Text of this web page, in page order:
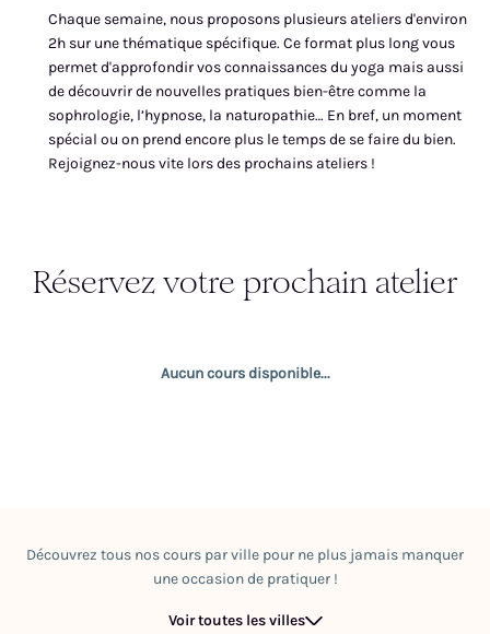
Chaque semaine, nous proposons plusieurs ateliers d'environ
2h sur une thématique spécifique. Ce format plus long vous
permet d'approfondir vos connaissances du yoga mais aussi
de découvrir de nouvelles pratiques bien-être comme la
sophrologie, l’hypnose, la naturopathie… En bref, un moment
spécial ou on prend encore plus le temps de se faire du bien.
Rejoignez-nous vite lors des prochains ateliers !
Réservez votre prochain atelier
Aucun cours disponible...
Découvrez tous nos cours par ville pour ne plus jamais manquer
une occasion de pratiquer !
Voir toutes les villes